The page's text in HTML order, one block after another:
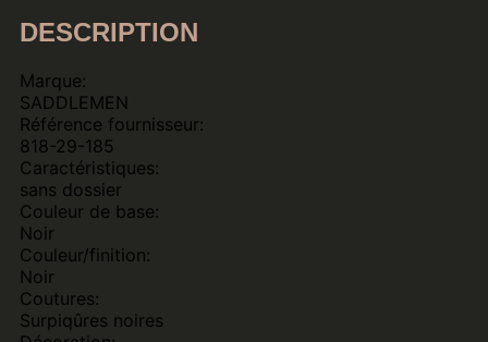
DESCRIPTION
Marque:
SADDLEMEN
Référence fournisseur:
818-29-185
Caractéristiques:
sans dossier
Couleur de base:
Noir
Couleur/finition:
Noir
Coutures:
Surpiqûres noires